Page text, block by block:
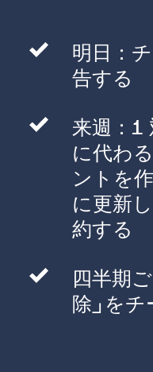
明日：
告する
来週：1
に代わ
ントを
に更新
約する
四半期
除」を